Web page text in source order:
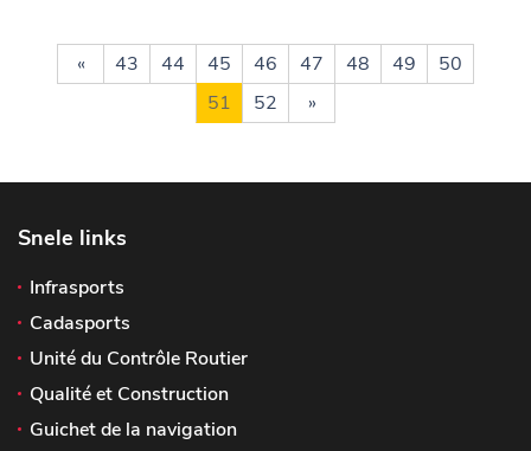
« 43 44 45 46 47 48 49
50
51
52 »
Snele links
Infrasports
Cadasports
Unité du Contrôle Routier
Qualité et Construction
Guichet de la navigation